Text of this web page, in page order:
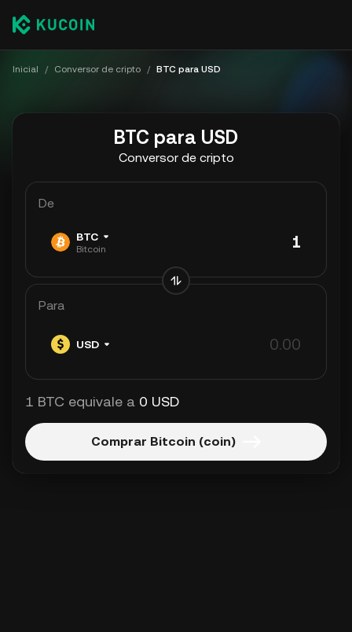
Inicial / Conversor de cripto / BTC para USD
BTC para USD
Conversor de cripto
De
BTC
Bitcoin
Para
USD
1 BTC equivale a 0 USD
Comprar Bitcoin (coin)